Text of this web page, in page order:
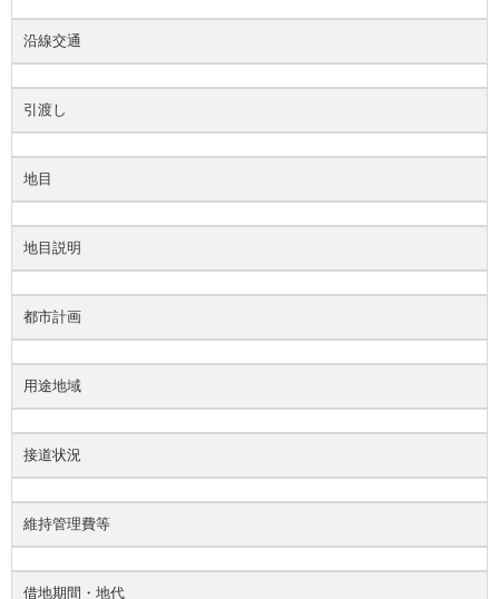
沿線交通
引渡し
地目
地目説明
都市計画
用途地域
接道状況
維持管理費等
借地期間・地代